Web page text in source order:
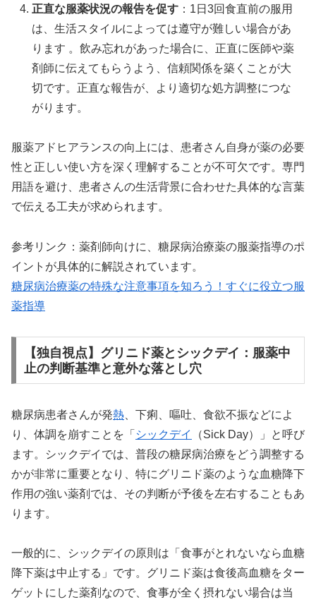
正直な服薬状況の報告を促す ：1日3回食直前の服用
は、生活スタイルによっては遵守が難しい場合があ
ります 。飲み忘れがあった場合に、正直に医師や薬
剤師に伝えてもらうよう、信頼関係を築くことが大
切です。正直な報告が、より適切な処方調整につな
がります。
服薬アドヒアランスの向上には、患者さん自身が薬の必要
性と正しい使い方を深く理解することが不可欠です。専門
用語を避け、患者さんの生活背景に合わせた具体的な言葉
で伝える工夫が求められます。
参考リンク：薬剤師向けに、糖尿病治療薬の服薬指導のポ
イントが具体的に解説されています。
糖尿病治療薬の特殊な注意事項を知ろう！すぐに役立つ服
薬指導
【独自視点】グリニド薬とシックデイ：服薬中
止の判断基準と意外な落とし穴
糖尿病患者さんが発熱 、下痢、嘔吐、食欲不振などによ
り、体調を崩すことを「 シックデイ
（Sick Day）」と呼び
ます。シックデイでは、普段の糖尿病治療をどう調整する
かが非常に重要となり、特にグリニド薬のような血糖降下
作用の強い薬剤では、その判断が予後を左右することもあ
ります。
一般的に、シックデイの原則は「食事がとれないなら血糖
降下薬は中止する」です。グリニド薬は食後高血糖をター
ゲットにした薬剤なので、食事が全く摂れない場合は当